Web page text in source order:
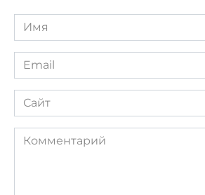
Имя
Email
Сайт
Комментарий